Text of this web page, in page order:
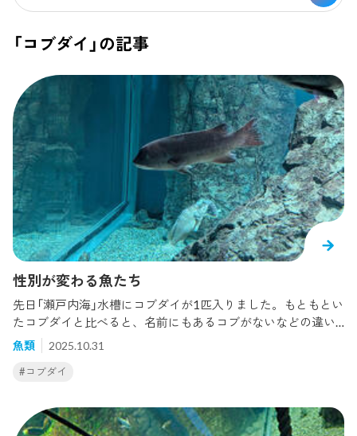
「コブダイ」の記事
性別が変わる魚たち
先日「瀬戸内海」水槽にコブダイが1匹入りました。もともとい
たコブダイと比べると、名前にもあるコブがないなどの違い
がありますね。今回入ったコブダイ↓先に展示されていたコ
ブダイ↓今回入ったコブダイはメスの個体です。先に水槽に
入っていたのはオスのコブダイで、比べると大きさ、そして
大きくなるまでメスで、成長するとオスになりコブが出てき
ます。このメス→オスに性転換（性別が変わること）すること
魚類 2025.10.31
#コブダイ